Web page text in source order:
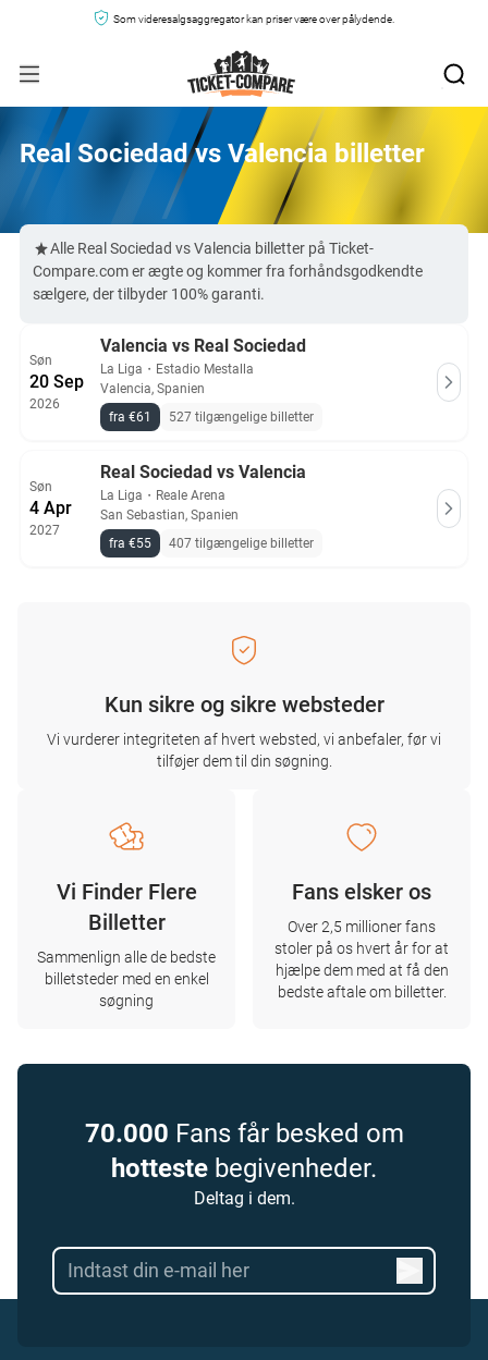
Som videresalgsaggregator kan priser være over pålydende.
Real Sociedad vs Valencia billetter
Alle Real Sociedad vs Valencia billetter på Ticket-
Compare.com er ægte og kommer fra forhåndsgodkendte
sælgere, der tilbyder 100% garanti.
Søn
20 Sep
2026
Valencia vs Real Sociedad
La Liga ・ Estadio Mestalla
Valencia, Spanien
fra €61
527 tilgængelige billetter
Søn
4 Apr
2027
Real Sociedad vs Valencia
La Liga ・ Reale Arena
San Sebastian, Spanien
fra €55
407 tilgængelige billetter
Kun sikre og sikre websteder
Vi vurderer integriteten af ​​hvert websted, vi anbefaler, før vi
tilføjer dem til din søgning.
Vi Finder Flere
Billetter
Sammenlign alle de bedste
billetsteder med en enkel
søgning
Fans elsker os
Over 2,5 millioner fans
stoler på os hvert år for at
hjælpe dem med at få den
bedste aftale om billetter.
70.000 Fans får besked om
hotteste begivenheder.
Deltag i dem.